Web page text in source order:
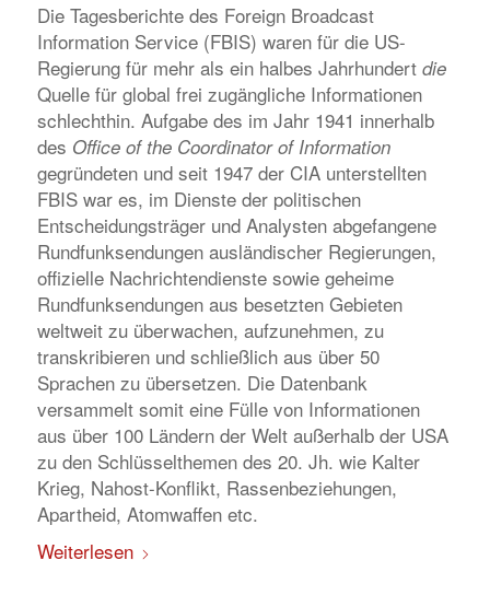
Die Tagesberichte des Foreign Broadcast
Information Service (FBIS) waren für die US-
Regierung für mehr als ein halbes Jahrhundert die
Quelle für global frei zugängliche Informationen
schlechthin. Aufgabe des im Jahr 1941 innerhalb
des Office of the Coordinator of Information
gegründeten und seit 1947 der CIA unterstellten
FBIS war es, im Dienste der politischen
Entscheidungsträger und Analysten abgefangene
Rundfunksendungen ausländischer Regierungen,
offizielle Nachrichtendienste sowie geheime
Rundfunksendungen aus besetzten Gebieten
weltweit zu überwachen, aufzunehmen, zu
transkribieren und schließlich aus über 50
Sprachen zu übersetzen. Die Datenbank
versammelt somit eine Fülle von Informationen
aus über 100 Ländern der Welt außerhalb der USA
zu den Schlüsselthemen des 20. Jh. wie Kalter
Krieg, Nahost-Konflikt, Rassenbeziehungen,
Apartheid, Atomwaffen etc.
Weiterlesen